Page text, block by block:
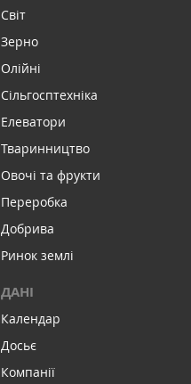
Світ
Зерно
Олійні
Сільгосптехніка
Елеватори
Тваринництво
Овочі та фрукти
Переробка
Добрива
Ринок землі
ДАНІ
Календар
Досьє
Компанії